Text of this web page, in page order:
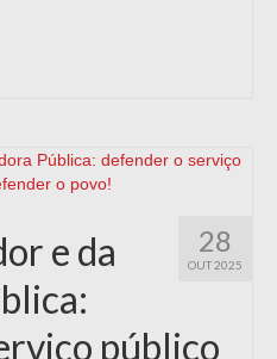
28
OUT 2025
e da
público